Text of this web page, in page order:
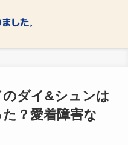
ダイ&シュンは
？愛着障害な